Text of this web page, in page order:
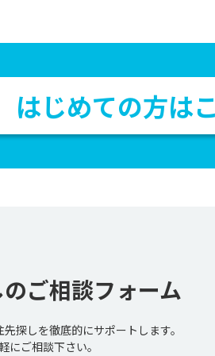
はじめての方は
ご相談フォーム
先探しを徹底的にサポートします。
にご相談下さい。